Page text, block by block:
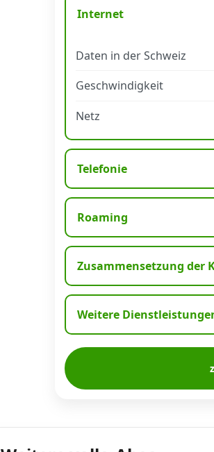
Internet
Daten in der Schweiz
Geschwindigkeit
Netz
Telefonie
Roaming
Zusammensetzung der
Weitere